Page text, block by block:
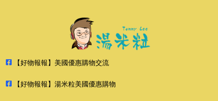
【好物報報】美國優惠購物交流
【好物報報】湯米粒美國優惠購物